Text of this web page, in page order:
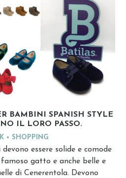
BAMBINI SPANISH STYLE
IL LORO PASSO.
SHOPPING
essere solide e comode
gatto e anche belle e
di Cenerentola. Devono